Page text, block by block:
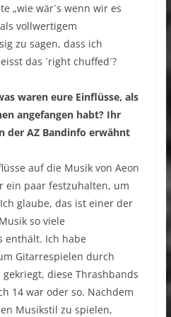
„wie wär´s wenn wir es
vollwertigem
zu sagen, dass ich
das ´right chuffed´?
waren eure Einflüsse, als
angefangen habt? Ihr
der AZ Bandinfo erwähnt
auf die Musik von Aeon
ein paar festzuhalten, um
glaube, das ist einer der
so viele
enthält. Ich habe
Gitarrespielen durch
diese Thrashbands
14 war oder so. Nachdem
Musikstil zu spielen,